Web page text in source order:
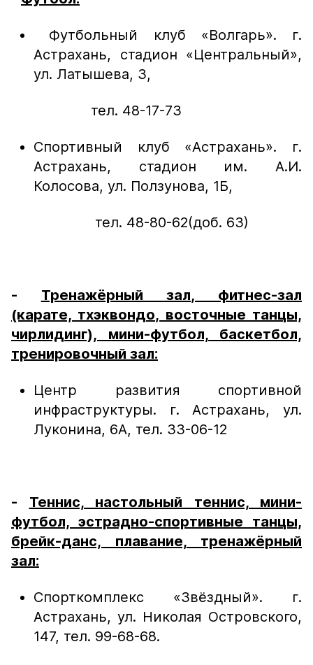
Футбольный клуб «Волгарь». г.
Астрахань, стадион «Центральный»,
ул. Латышева, 3,
тел. 48-17-73
Спортивный клуб «Астрахань». г.
Астрахань, стадион им. А.И.
Колосова, ул. Ползунова, 1Б,
тел. 48-80-62(доб. 63)
- Тренажёрный зал, фитнес-зал
(карате, тхэквондо, восточные танцы,
чирлидинг), мини-футбол, баскетбол,
тренировочный зал:
Центр развития спортивной
инфраструктуры. г. Астрахань, ул.
Луконина, 6А, тел. 33-06-12
- Теннис, настольный теннис, мини-
футбол, эстрадно-спортивные танцы,
брейк-данс, плавание, тренажёрный
зал:
Спорткомплекс «Звёздный». г.
Астрахань, ул. Николая Островского,
147, тел. 99-68-68.